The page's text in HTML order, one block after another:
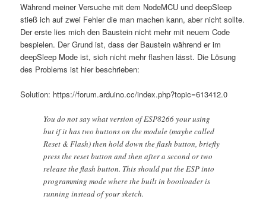
Während meiner Versuche mit dem NodeMCU und deepSleep
stieß ich auf zwei Fehler die man machen kann, aber nicht sollte.
Der erste lies mich den Baustein nicht mehr mit neuem Code
bespielen. Der Grund ist, dass der Baustein während er im
deepSleep Mode ist, sich nicht mehr flashen lässt. Die Lösung
des Problems ist hier beschrieben:
Solution: https://forum.arduino.cc/index.php?topic=613412.0
You do not say what version of ESP8266 your using
but if it has two buttons on the module (maybe called
Reset & Flash) then hold down the flash button, briefly
press the reset button and then after a second or two
release the flash button. This should put the ESP into
programming mode where the built in bootloader is
running instead of your sketch.